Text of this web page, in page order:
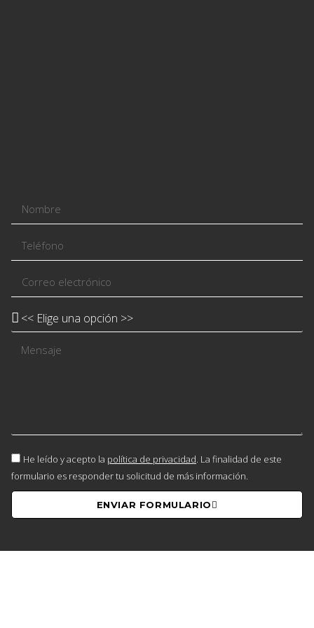
He leído y acepto la política de privacidad. La finalidad de este
formulario es responder tu solicitud de más información.
ENVIAR FORMULARIO